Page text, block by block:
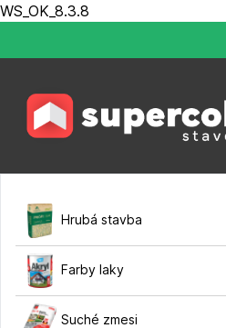
WS_OK_8.3.8
Hrubá stavba
Farby laky
Suché zmesi